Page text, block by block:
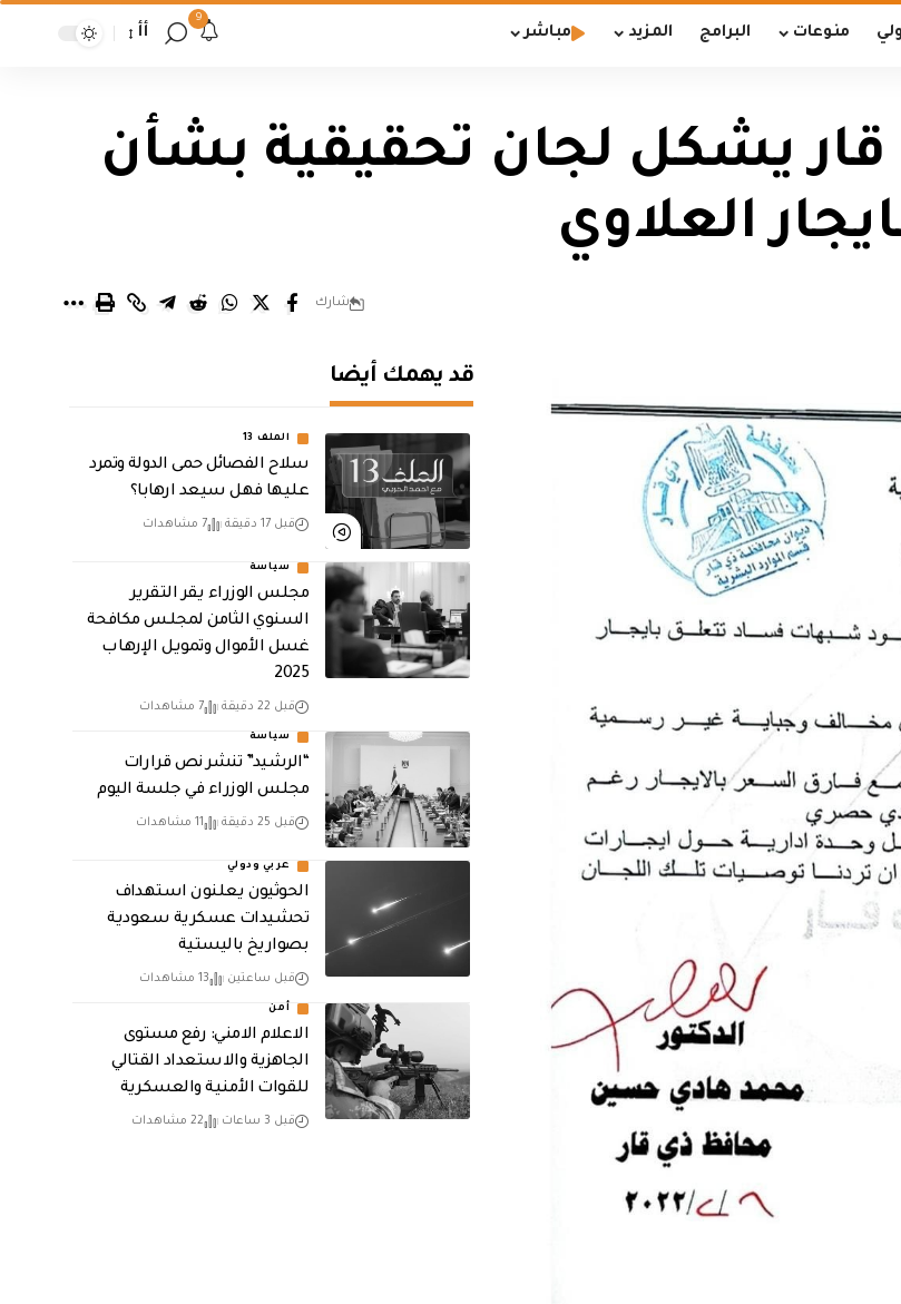
منوعات البرامج المزيد مباشر
9
أأ
قار يشكل لجان تحقيقية بشأن
العلاوي
شارك
قد يهمك أيضا
الملف 13
سلاح الفصائل حمى الدولة وتمرد
عليها فهل سيعد ارهابا؟
قبل 17 دقيقة 7 مشاهدات
سياسة
مجلس الوزراء يقر التقرير
السنوي الثامن لمجلـس مكافحة
غسل الأموال وتمويـل الإرهـاب
2025
قبل 22 دقيقة 7 مشاهدات
سياسة
“الرشيد” تنشر نص قرارات
مجلس الوزراء في جلسة اليوم
قبل 25 دقيقة 11 مشاهدات
عربي ودولي
الحوثيون يعلنون استهداف
تحشيدات عسكرية سعودية
بصواريخ باليستية
قبل ساعتين 13 مشاهدات
أمن
الاعلام الامني: رفع مستوى
الجاهزية والاستعداد القتالي
للقوات الأمنية والعسكرية
قبل 3 ساعات 22 مشاهدات